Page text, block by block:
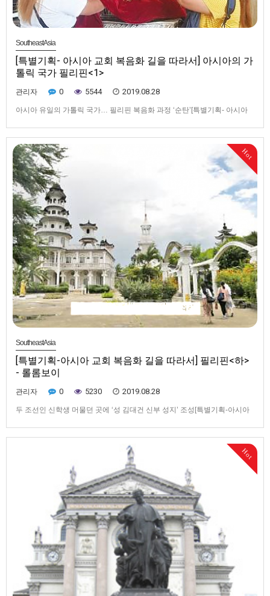
SoutheastAsia
[특별기획- 아시아 교회 복음화 길을 따라서] 아시아의 가
톨릭 국가 필리핀<1>
관리자 0 5544 2019.08.28
아시아 유일의 가톨릭 국가… 필리핀 복음화 과정 ‘순탄’[특별기획- 아시아
구에 세워진 검은 예수상이 ‘진짜’ 성상이 아님에도 비슷한 기적을 체험할 수
있다고 믿으며 기도한다.▲ 마닐라 퀴아포성당 제대에…
Hot
SoutheastAsia
[특별기획-아시아 교회 복음화 길을 따라서] 필리핀<하>
- 롤롬보이
관리자 0 5230 2019.08.28
두 조선인 신학생 머물던 곳에 ‘성 김대건 신부 성지’ 조성[특별기획-아시아
성당이다.▲ 롤롬보이 성지 입구에 세워진 김대건 신부 성상. 김대건 신부는
신학생 시절 민란을 피해 이곳에서 6개월가량 …
Hot